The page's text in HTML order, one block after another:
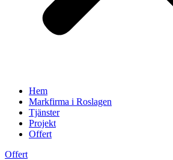
Hem
Markfirma i Roslagen
Tjänster
Projekt
Offert
Offert